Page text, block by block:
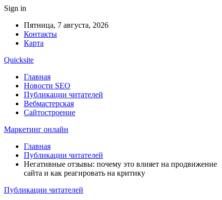
Sign in
Пятница, 7 августа, 2026
Контакты
Карта
Quicksite
Главная
Новости SEO
Публикации читателей
Вебмастерская
Сайтостроение
Маркетинг онлайн
Главная
Публикации читателей
Негативные отзывы: почему это влияет на продвижение
сайта и как реагировать на критику
Публикации читателей